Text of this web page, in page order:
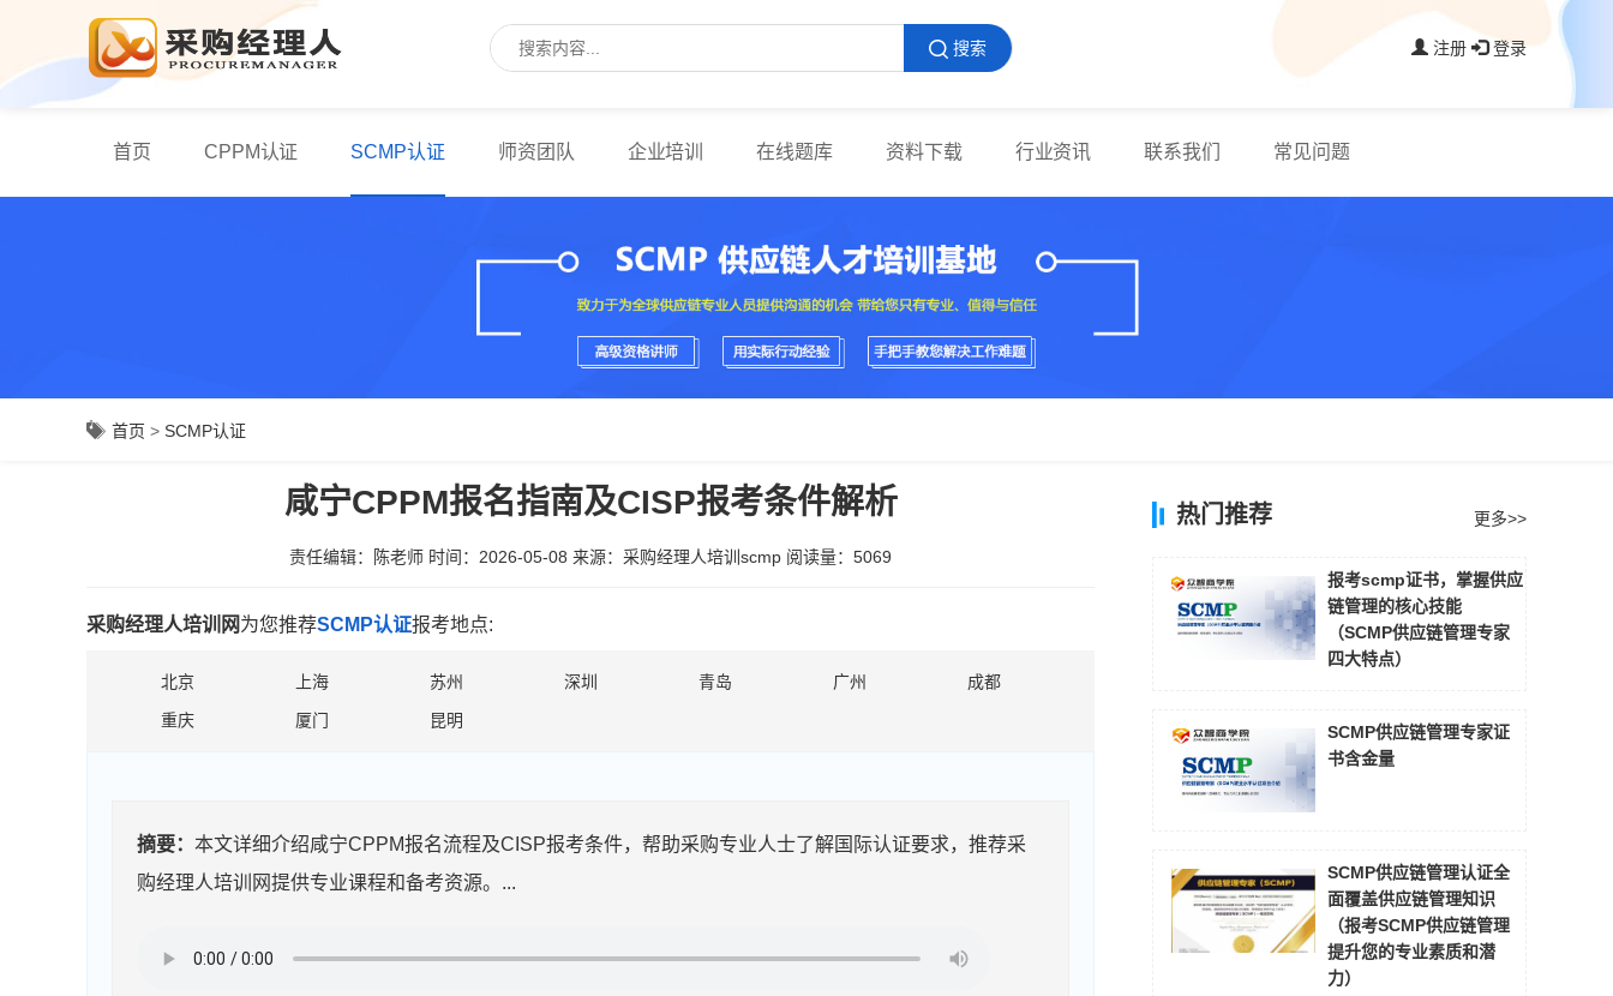
搜索 注册 登录
首页 CPPM认证 SCMP认证 师资团队 企业培训 在线题库 资料下载 行业资讯 联系我们 常见问题
首页 > SCMP认证
咸宁CPPM报名指南及CISP报考条件解析
责任编辑：陈老师 时间：2026-05-08 来源： 采购经理人培训scmp 阅读量：5069
采购经理人培训网为您推荐SCMP认证报考地点:
北京 上海 苏州 深圳 青岛 广州
成都
重庆
厦门 昆明
摘要： 本文详细介绍咸宁CPPM报名流程及CISP报考条件，帮助采购专业人士了解国际认证要求，推荐采
购经理人培训网提供专业课程和备考资源。...
热门推荐 更多>>
报考scmp证书，掌握供应
链管理的核心技能
（SCMP供应链管理专家
四大特点）
SCMP供应链管理专家证
书含金量
SCMP供应链管理认证全
面覆盖供应链管理知识
（报考SCMP供应链管理
提升您的专业素质和潜
力）